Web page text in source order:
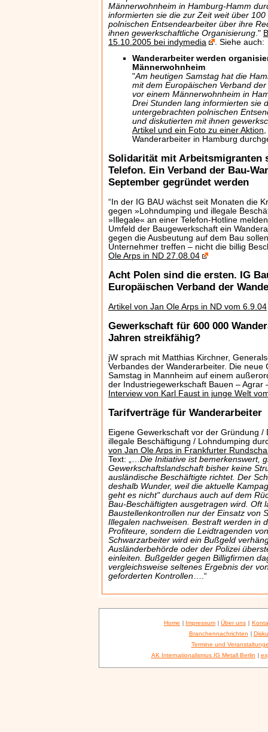
Männerwohnheim in Hamburg-Hamm
informierten sie die zur Zeit weit über
polnischen Entsendearbeiter über ihre
ihnen gewerkschaftliche Organisierung."
15.10.2005 bei indymedia
. Siehe auch:
Wanderarbeiter werden
Männerwohnheim
"Am heutigen Samstag hat die
mit dem Europäischen Verband
vor einem Männerwohnheim in
Drei Stunden lang informierten sie
untergebrachten polnischen
und diskutierten mit ihnen
Artikel und ein Foto zu einer Aktion
Wanderarbeiter in Hamburg
Solidarität mit Arbeitsmigranten
Telefon. Ein Verband der Bau-
September gegründet werden
“In der IG BAU wächst seit Monaten die
gegen »Lohndumping und illegale
»Illegale« an einer Telefon-Hotline
Umfeld der Baugewerkschaft ein
gegen die Ausbeutung auf dem Bau
Unternehmer treffen – nicht die billig
Ole Arps in ND 27.08.04
Acht Polen sind die ersten. IG
Europäischen Verband der
Artikel von Jan Ole Arps in ND vom 6.9.04
Gewerkschaft für 600 000
Jahren streikfähig?
jW sprach mit Matthias Kirchner,
Verbandes der Wanderarbeiter. Die neue
Samstag in Mannheim auf einem
der Industriegewerkschaft Bauen – Agrar
Interview von Karl Faust in junge Welt
Tarifverträge für Wanderarbeiter
Eigene Gewerkschaft vor der Gründung
illegale Beschäftigung / Lohndumping
von Jan Ole Arps in Frankfurter
Text: „…Die Initiative ist bemerkenswert,
Gewerkschaftslandschaft bisher keine
ausländische Beschäftigte richtet. Der
deshalb Wunder, weil die aktuelle
geht es nicht" durchaus auch auf dem
Bau-Beschäftigten ausgetragen wird. Oft
Baustellenkontrollen nur der Einsatz von
Illegalen nachweisen. Bestraft werden in
Profiteure, sondern die Leidtragenden
Schwarzarbeiter wird ein Bußgeld
Ausländerbehörde oder der Polizei
einleiten. Bußgelder gegen Billigfirmen
vergleichsweise seltenes Ergebnis der
geforderten Kontrollen….“
Home | Impressum | Über uns |
Branchennachrichten |
Termine und
AK Internationalismus IG Metall Berlin |